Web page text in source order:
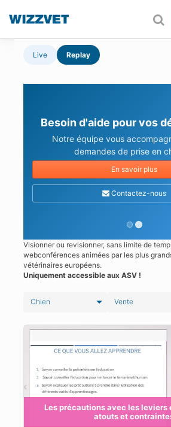
Live Replay
Besoin d'aide pour vos
Notre équipe vous
demandes de prise en
En savoir plus
Contactez-nous
Visionner ou revisionner, sans limite de
webconférences animées par les plus
vétérinaires européens.
Uniquement accessible aux ASV !
Chien Vente
Les précautions avec les leviers
atouts et